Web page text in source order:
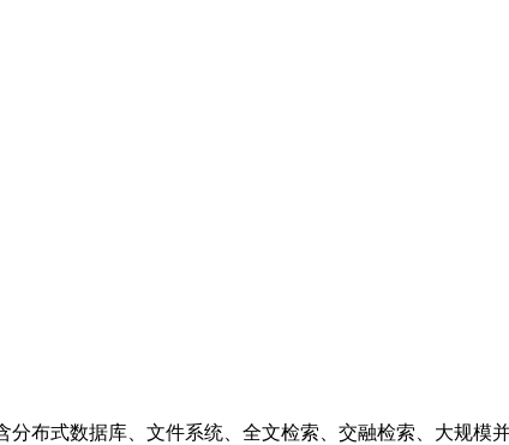
布式数据库、文件系统、全文检索、交融检索、大规模